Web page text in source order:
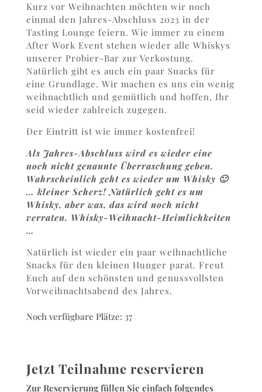
Kurz vor Weihnachten möchten wir noch
einmal den Jahres-Abschluss 2023 in der
Tasting Lounge feiern. Wie immer zu einem
After Work Event stehen wieder alle Whiskys
unserer Probier-Bar zur Verkostung.
Natürlich gibt es auch ein paar Snacks für
eine Grundlage. Wir machen es uns ein wenig
weihnachtlich und gemütlich und hoffen, Ihr
seid wieder zahlreich zugegen.
Der Eintritt ist wie immer kostenfrei!
Als Jahres-Abschluss wird es wieder eine
noch nicht genannte Überraschung geben.
Wahrscheinlich geht es wieder um Whisky 🙂
… kleiner Scherz! Natürlich geht es um
Whisky, aber was, das wird noch nicht
verraten. Whisky-Weihnacht-Heimlichkeiten
…
Natürlich ist wieder ein paar weihnachtliche
Snacks für den kleinen Hunger parat. Freut
Euch auf den schönsten und genussvollsten
Vorweihnachtsabend des Jahres.
Noch verfügbare Plätze: 37
Jetzt Teilnahme reservieren
Zur Reservierung füllen Sie einfach folgendes